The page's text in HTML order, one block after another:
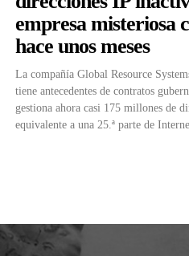
empresa misteriosa
hace unos meses
La compañía Global Resource
tiene antecedentes de contratos
gestiona ahora casi 175 millones de
equivalente a una 25.ª parte de